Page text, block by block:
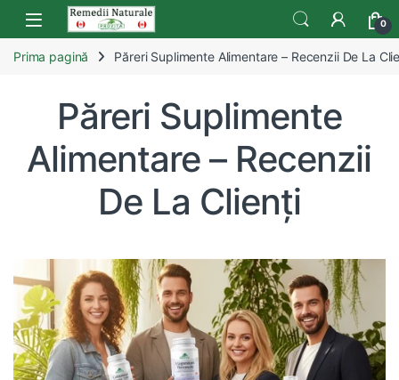
Skip to navigation
Skip to content
Open 0
Prima pagină Păreri Suplimente Alimentare – Recenzii De La
Păreri Suplimente
Alimentare – Recenzii
De La Clienți